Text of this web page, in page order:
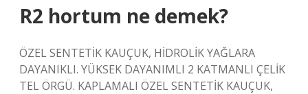
R2 hortum ne demek?
ÖZEL SENTETİK KAUÇUK, HİDROLİK YAĞLARA
DAYANIKLI. YÜKSEK DAYANIMLI 2 KATMANLI ÇELİK
TEL ÖRGÜ. KAPLAMALI ÖZEL SENTETİK KAUÇUK,